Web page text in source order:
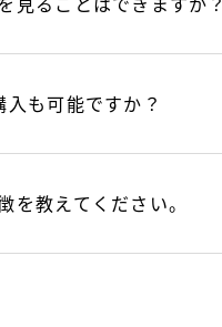
入も可能ですか？
を教えてください。